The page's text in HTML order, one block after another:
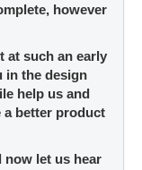
however
at such an early
in the design
help us and
a better product
now let us hear